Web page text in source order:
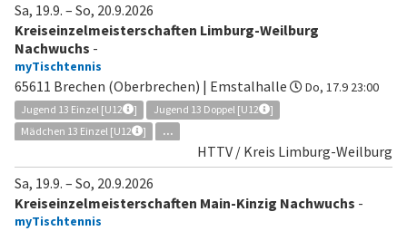
Sa, 19.9. – So, 20.9.2026
Kreiseinzelmeisterschaften Limburg-Weilburg
Nachwuchs -
myTischtennis
65611 Brechen (Oberbrechen) | Emstalhalle Do, 17.9 23:00
Jugend 13 Einzel [U12 ] Jugend 13 Doppel [U12
]
Mädchen 13 Einzel [U12
] ...
HTTV / Kreis Limburg-Weilburg
Sa, 19.9. – So, 20.9.2026
Kreiseinzelmeisterschaften Main-Kinzig Nachwuchs -
myTischtennis